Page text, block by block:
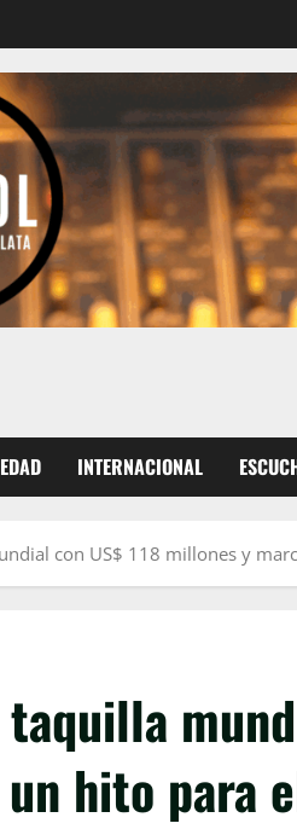
INTERNACIONAL
con US$ 118 millones y
taquilla
hito para